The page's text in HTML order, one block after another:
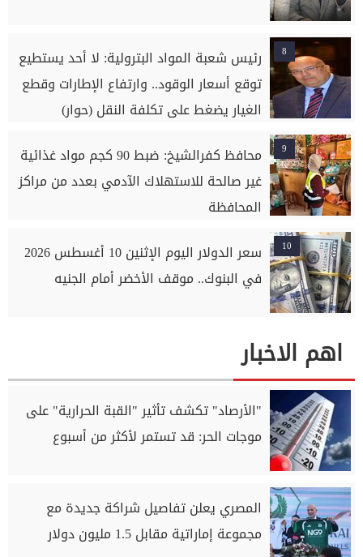
8
رئيس شعبة المواد البترولية: لا أحد يستطيع
توقع أسعار الوقود.. وارتفاع الإطارات وقطع
الغيار يضغط على تكلفة النقل (حوار)
9
محافظ كفرالشيخ: ضبط 90 كجم مواد غذائية
غير صالحة للاستهلاك الآدمي بعدد من مراكز
المحافظة
10
سعر الدولار اليوم الإثنين 10 أغسطس 2026
في البنوك.. موقف الأخضر أمام الجنيه
اهم الاخبار
"الأرصاد" تكشف تأثير "القبة الحرارية" على
موجات الحر: قد تستمر لأكثر من أسبوع
المصري يعلن تفاصيل شراكة جديدة مع
مجموعة إماراتية مقابل 1.5 مليون دولار